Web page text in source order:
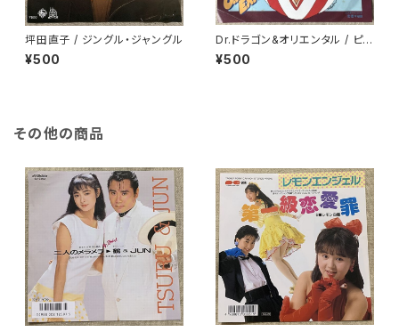
坪田直子 / ジングル・ジャングル
¥500
Dr.ドラゴン&オリエンタル / ピ
ーナッツ
¥500
その他の商品